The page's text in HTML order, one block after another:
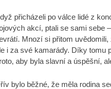
přicházeli po válce lidé z
akcí, ptali se sami sebe
Mnozí si přitom
i za své kamarády. Díky tomu
aby byla slavní a úspěšní,
bylo běžné, že měla rodina